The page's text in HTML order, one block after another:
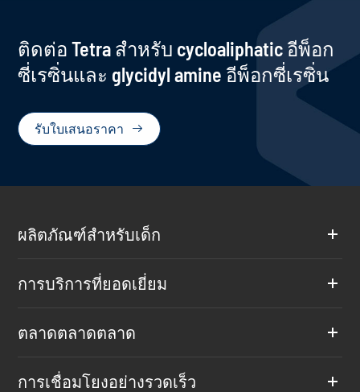
ติดต่อ Tetra สำหรับ cycloaliphatic อีพ็อก
ซี่เรซิ่นและ glycidyl amine อีพ็อกซี่เรซิ่น
รับใบเสนอราคา 
ผลิตภัณฑ์สำหรับเด็ก
การบริการที่ยอดเยี่ยม
ตลาดตลาดตลาด
การเชื่อมโยงอย่างรวดเร็ว